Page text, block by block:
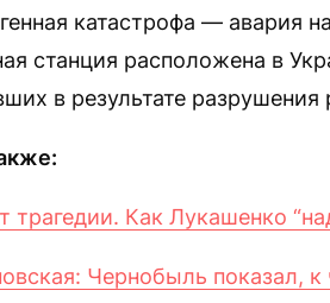
катастрофа — авария
станция расположена в
в результате
трагедии. Как Лукашенко
Чернобыль показал, к